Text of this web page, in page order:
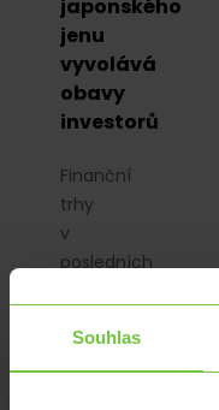
Souhlas
japonského
jenu
vyvolává
obavy
investorů
Finanční
trhy
v
posledních
neobvyklý
krok